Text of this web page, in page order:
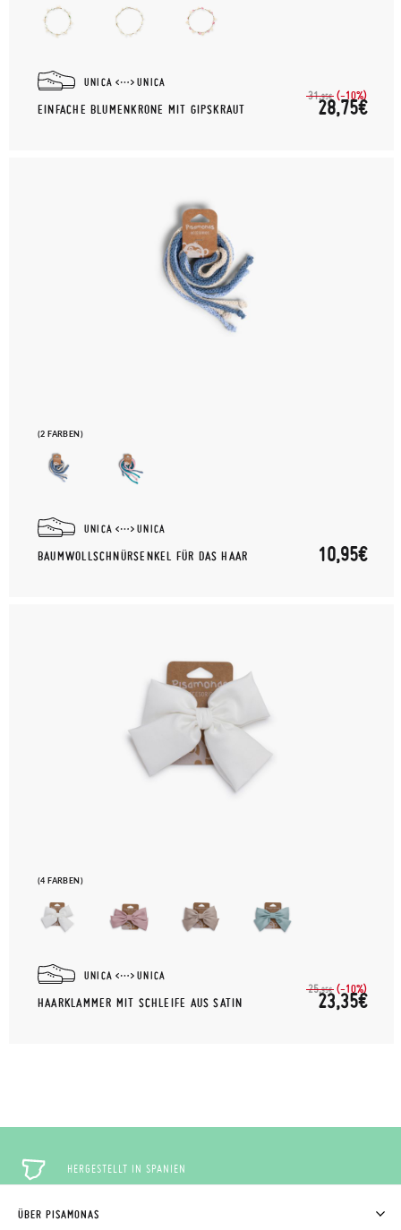
UNICA UNICA
EINFACHE BLUMENKRONE MIT GIPSKRAUT
31,95€ (-10%)
28,75€
(2 FARBEN)
UNICA UNICA
BAUMWOLLSCHNÜRSENKEL FÜR DAS HAAR 10,95€
(4 FARBEN)
UNICA UNICA
HAARKLAMMER MIT SCHLEIFE AUS SATIN
25,95€ (-10%)
23,35€
HERGESTELLT IN SPANIEN
ÜBER PISAMONAS